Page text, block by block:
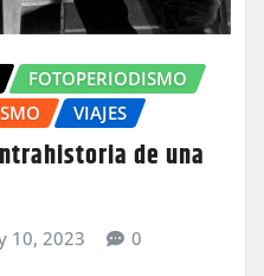
FOTOPERIODISMO
VIAJES
de una
10, 2023 0